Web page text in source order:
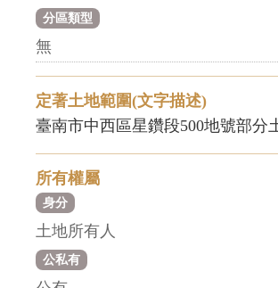
分區類型
無
定著土地範圍(文字描述)
臺南市中西區星鑽段500地號部分
所有權屬
身分
土地所有人
公私有